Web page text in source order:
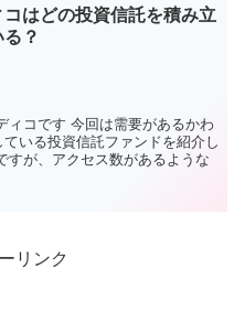
コはどの投資信託を積み立
？
ィコです 今回は需要があるかわ
いる投資信託ファンドを紹介し
すが、アクセス数があるような
リンク